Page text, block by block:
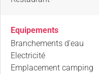
Equipements
Branchements d'eau
Electricité
Emplacement camping